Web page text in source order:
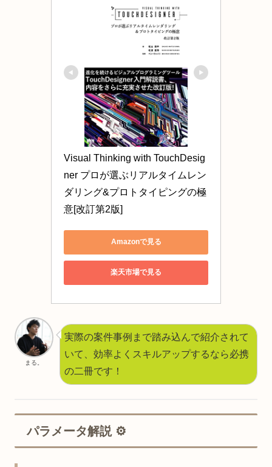
Visual Thinking with TouchDesig
ner プロが選ぶリアルタイムレン
ダリング&プロトタイピングの極
意[改訂第2版]
Amazonで見る
楽天市場で見る
まる。
実際の案件事例まで踏み込んで紹介されて
いて、効率よくスキルアップするなら必携
の二冊です！
パラメータ解説 ⚙️